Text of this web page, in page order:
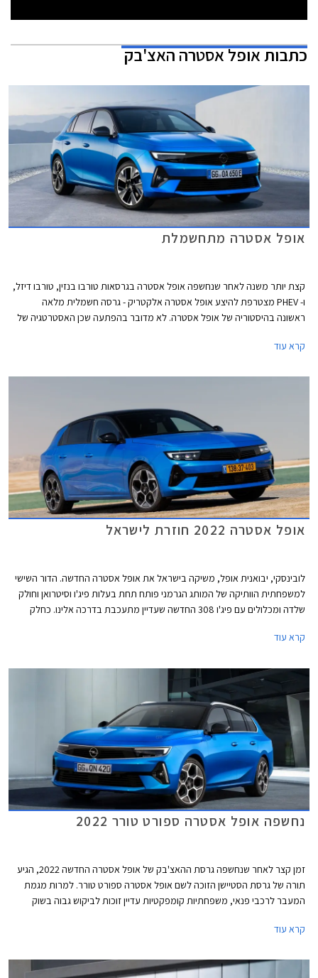
כתבותאופל אסטרה האצ'בק
אופל אסטרה מתחשמלת
קצת יותר משנה לאחר שנחשפה אופל אסטרה בגרסאות טורבו בנזין, טורבו דיזל,
ו- PHEV מצטרפת להיצע אופל אסטרה אלקטריק - גרסה חשמלית מלאה
ראשונה בהיסטוריה של אופל אסטרה. לא מדובר בהפתעה שכן האסטרטגיה של
קרא עוד
אופל אסטרה 2022 חוזרת לישראל
לובינסקי, יבואנית אופל, משיקה בישראל את אופל אסטרה החדשה. הדור השישי
למשפחתית הוותיקה של המותג הגרמני פותח תחת בעלות פיג'ו וסיטרואן וחולק
שלדה ומכלולים עם פיג'ו 308 החדשה שעדיין מתעכבת בדרכה אלינו. כחלק
עשירה ביחס למקובל, אולם בשל כך הוצמד לה תג מחיר גבוה העומד על
קרא עוד
נחשפה אופל אסטרה ספורט טורר 2022
זמן קצר לאחר שנחשפה גרסת ההאצ'בק של אופל אסטרה החדשה 2022, הגיע
תורה של גרסת הסטיישן הזוכה לשם אופל אסטרה ספורט טורר. למרות מגמת
המעבר לרכבי פנאי, משפחתיות קומפקטיות עדיין זוכות לביקוש גבוה בשוק
שם מקהל רוכשים משמעותי.
קרא עוד